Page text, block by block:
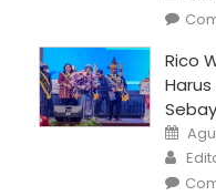
Rico
on